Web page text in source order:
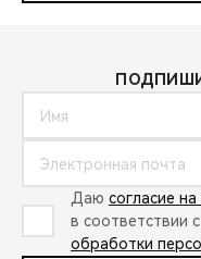
Даю согласие
в соответствии с
обработки